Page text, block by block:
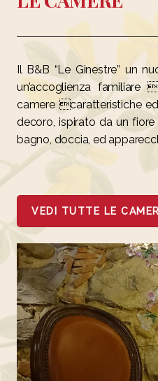
Il B&B “Le Ginestre” un
un’accoglienza familiare
camere caratteristiche
decoro, ispirato da un
bagno, doccia, ed
VEDI TUTTE LE